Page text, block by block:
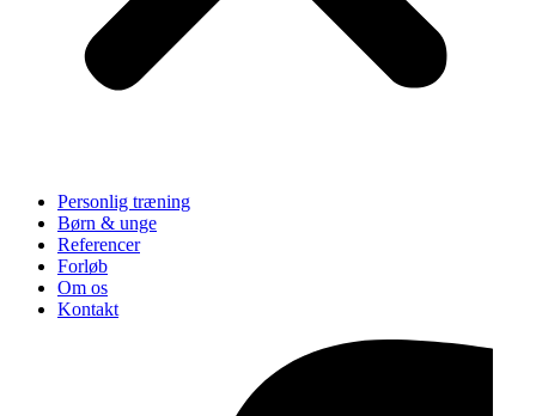
Personlig træning
Børn & unge
Referencer
Forløb
Om os
Kontakt